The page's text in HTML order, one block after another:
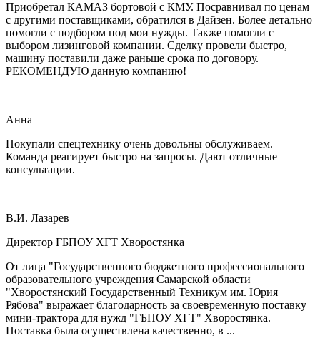
Приобретал КАМАЗ бортовой с КМУ. Посравнивал по ценам
с другими поставщиками, обратился в Дайзен. Более детально
помогли с подбором под мои нужды. Также помогли с
выбором лизинговой компании. Сделку провели быстро,
машину поставили даже раньше срока по договору.
РЕКОМЕНДУЮ данную компанию!
Анна
Покупали спецтехнику очень довольны обслуживаем.
Команда реагирует быстро на запросы. Дают отличные
консультации.
В.И. Лазарев
Директор ГБПОУ ХГТ Хворостянка
От лица "Государственного бюджетного профессионального
образовательного учреждения Самарской области
"Хворостянский Государственный Техникум им. Юрия
Рябова" выражает благодарность за своевременную поставку
мини-трактора для нужд "ГБПОУ ХГТ" Хворостянка.
Поставка была осуществлена качественно, в ...